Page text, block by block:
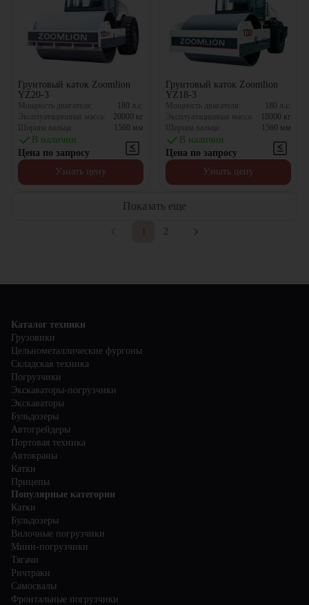
Грунтовый каток Zoomlion
YZ20-3
Мощность двигателя: 180 л.с.
Эксплуатационная масса:
20000 кг
Ширина вальца:
1560 мм
В наличии
Цена по запросу
Узнать цену
Грунтовый каток Zoomlion
YZ18-3
Мощность двигателя: 180 л.с.
Эксплуатационная масса:
18000 кг
Ширина вальца:
1560 мм
В наличии
Цена по запросу
Узнать цену
Показать еще
2
Каталог техники
Грузовики
Цельнометаллические фургоны
Складская техника
Погрузчики
Экскаваторы-погрузчики
Экскаваторы
Бульдозеры
Автогрейдеры
Портовая техника
Автокраны
Катки
Прицепы
Популярные категории
Катки
Бульдозеры
Вилочные погрузчики
Мини-погрузчики
Тягачи
Ричтраки
Самосвалы
Фронтальные погрузчики